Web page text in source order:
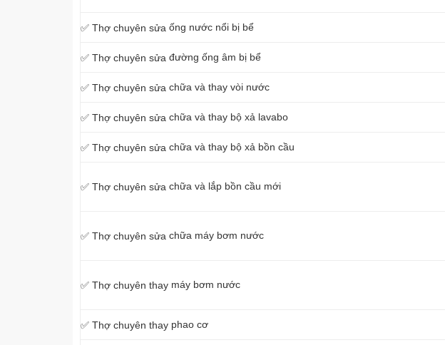
✅ Thợ chuyên sửa ống nước nổi bị bể
✅ Thợ chuyên sửa đường ống âm bị bể
✅ Thợ chuyên sửa chữa và thay vòi nước
✅ Thợ chuyên sửa chữa và thay bộ xả lavabo
✅ Thợ chuyên sửa chữa và thay bộ xả bồn cầu
✅ Thợ chuyên sửa chữa và lắp bồn cầu mới
✅ Thợ chuyên sửa chữa máy bơm nước
✅ Thợ chuyên thay máy bơm nước
✅ Thợ chuyên thay phao cơ